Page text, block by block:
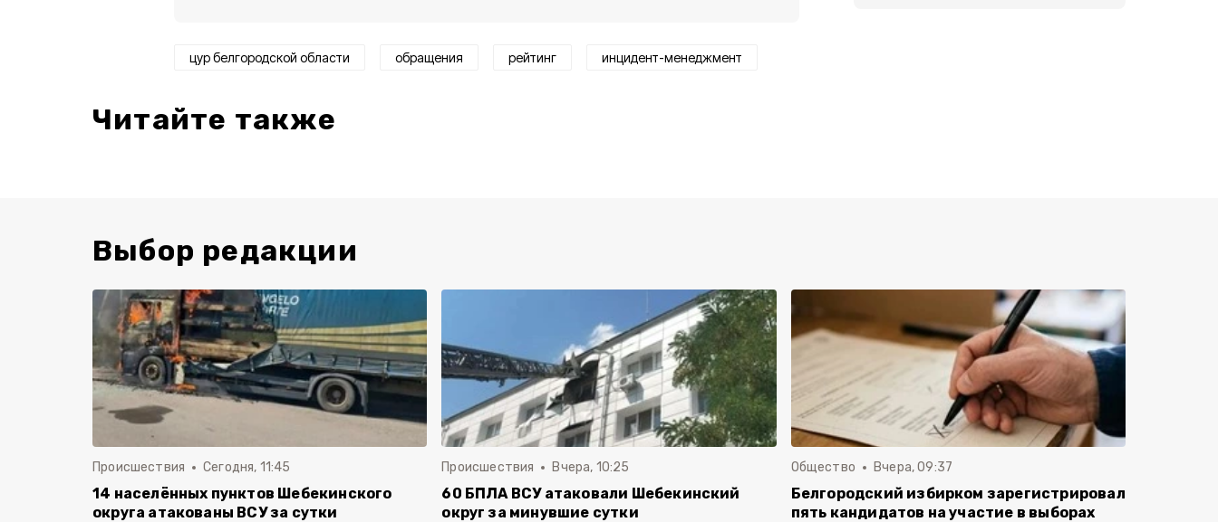
цур белгородской области обращения рейтинг инцидент-менеджмент
Читайте также
Выбор редакции
Происшествия Сегодня, 11:45
14 населённых пунктов Шебекинского
округа атакованы ВСУ за сутки
Происшествия Вчера, 10:25
60 БПЛА ВСУ атаковали Шебекинский
округ за минувшие сутки
Общество Вчера, 09:37
Белгородский избирком зарегистрировал
пять кандидатов на участие в выборах